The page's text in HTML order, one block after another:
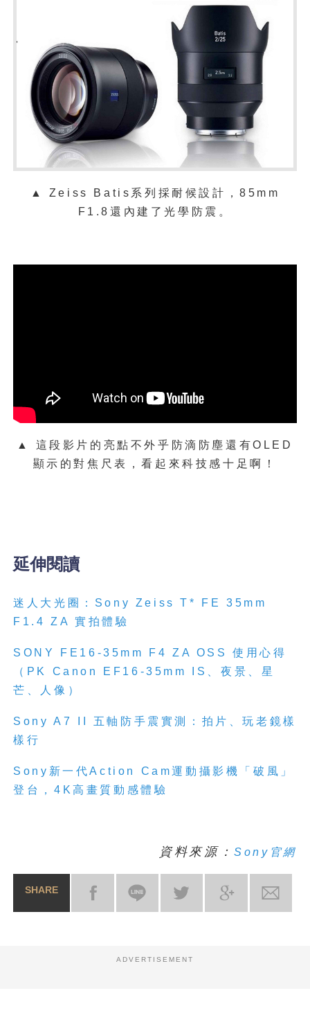
▲ Zeiss Batis系列採耐候設計，85mm
F1.8還內建了光學防震。
▲ 這段影片的亮點不外乎防滴防塵還有OLED
顯示的對焦尺表，看起來科技感十足啊！
延伸閱讀
迷人大光圈：Sony Zeiss T* FE 35mm
F1.4 ZA 實拍體驗
SONY FE16-35mm F4 ZA OSS 使用心得
（PK Canon EF16-35mm IS、夜景、星
芒、人像）
Sony A7 II 五軸防手震實測：拍片、玩老鏡樣
樣行
Sony新一代Action Cam運動攝影機「破風」
登台，4K高畫質動感體驗
資料來源：Sony官網
SHARE
ADVERTISEMENT